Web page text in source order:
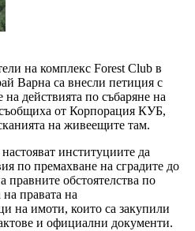
на комплекс Forest Club в
Варна са внесли петиция с
на действията по събаряне на
от Корпорация КУБ,
на живеещите там.
институциите да
по премахване на сградите до
правните обстоятелства по
правата на
на имоти, които са закупили
и официални документи.